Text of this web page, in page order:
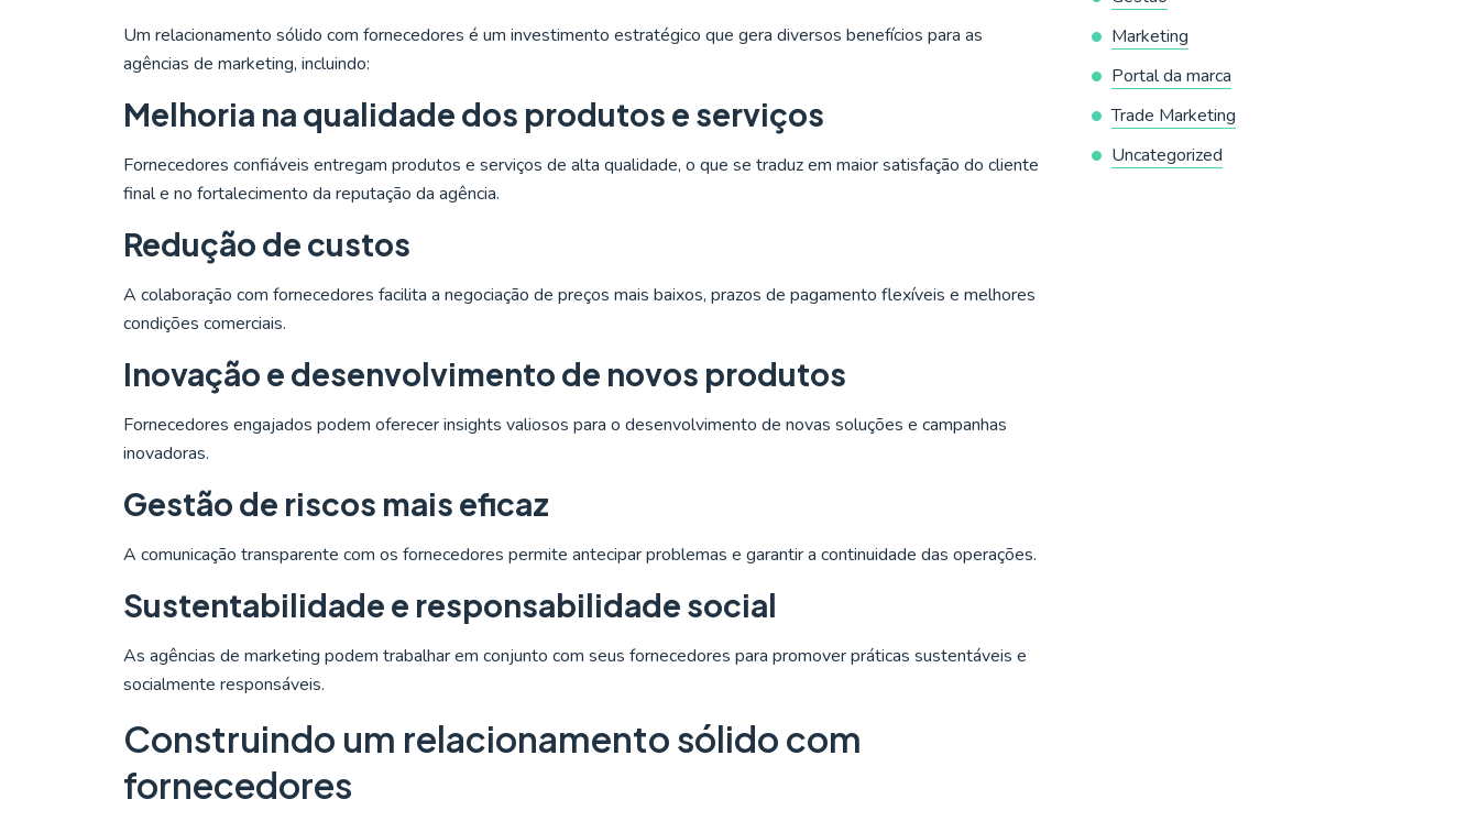
Um relacionamento sólido com fornecedores é um investimento estratégico que gera diversos benefícios para as
agências de marketing, incluindo:
Melhoria na qualidade dos produtos e serviços
Fornecedores confiáveis entregam produtos e serviços de alta qualidade, o que se traduz em maior satisfação do cliente
final e no fortalecimento da reputação da agência.
Redução de custos
A colaboração com fornecedores facilita a negociação de preços mais baixos, prazos de pagamento flexíveis e melhores
condições comerciais.
Inovação e desenvolvimento de novos produtos
Fornecedores engajados podem oferecer insights valiosos para o desenvolvimento de novas soluções e campanhas
inovadoras.
Gestão de riscos mais eficaz
A comunicação transparente com os fornecedores permite antecipar problemas e garantir a continuidade das operações.
Sustentabilidade e responsabilidade social
As agências de marketing podem trabalhar em conjunto com seus fornecedores para promover práticas sustentáveis e
socialmente responsáveis.
Construindo um relacionamento sólido com
fornecedores
Marketing
Portal da marca
Trade Marketing
Uncategorized